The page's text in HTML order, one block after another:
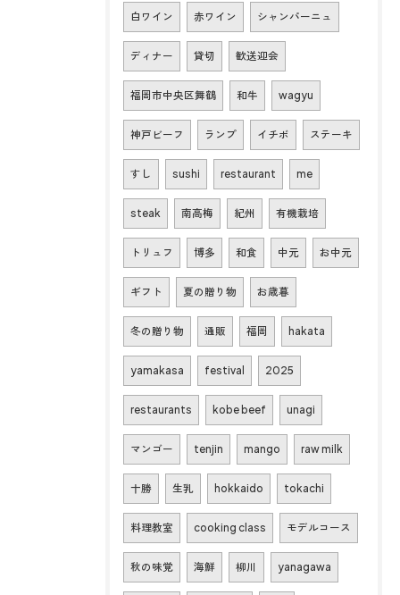
白ワイン 赤ワイン シャンパーニュ
ディナー 貸切 歓送迎会
福岡市中央区舞鶴 和牛 wagyu
神戸ビーフ ランプ イチボ ステーキ
すし sushi restaurant me
steak 南高梅 紀州 有機栽培
トリュフ 博多 和食 中元 お中元
ギフト 夏の贈り物 お歳暮
冬の贈り物 通販 福岡 hakata
yamakasa festival 2025
restaurants kobe beef unagi
マンゴー tenjin mango raw milk
十勝 生乳 hokkaido tokachi
料理教室 cooking class モデルコース
秋の味覚 海鮮 柳川 yanagawa